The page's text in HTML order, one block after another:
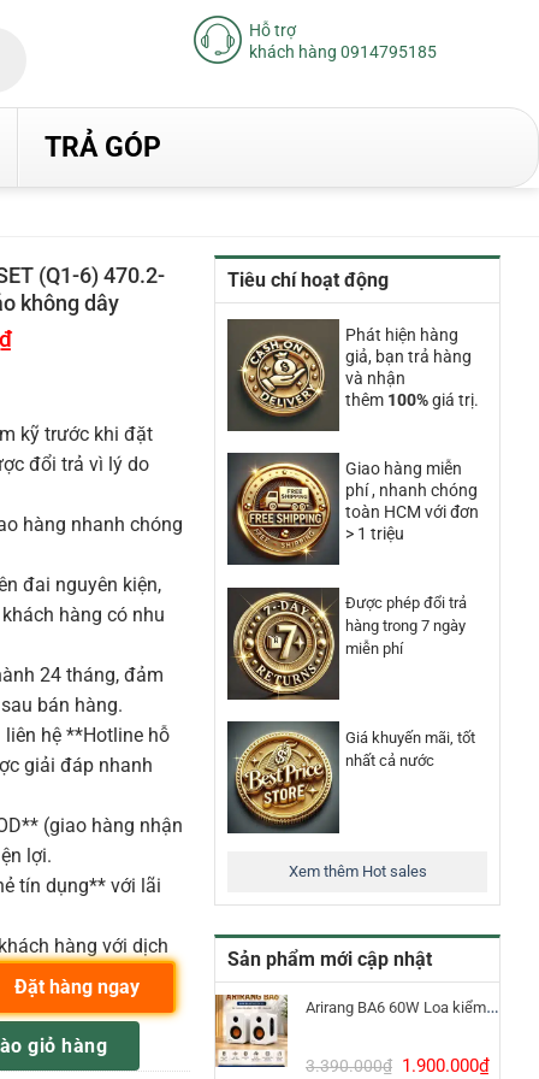
Hỗ trợ
khách hàng 0914795185
TRẢ GÓP
Tiêu chí hoạt động
Phát hiện hàng
giả, bạn trả hàng
và nhận
thêm 100%giá trị.
Giao hàng miễn
phí , nhanh chóng
toàn HCM với đơn
> 1 triệu
Được phép đổi trả
hàng trong 7 ngày
miễn phí
Giá khuyến mãi, tốt
nhất cả nước
Xem thêm Hot sales
Sản phẩm mới cập nhật
Arirang BA6 60W Loa kiểm âm Bluetooth 5.3
3.390.000₫ Giá
1.900.000₫Giá
(Q1-6) 470.2-
không dây
₫Giá
kỹ trước khi đặt
đổi trả vì lý do
hàng nhanh chóng
đai nguyên kiện,
hàng có nhu
24 tháng, đảm
bán hàng.
hệ **Hotline hỗ
giải đáp nhanh
(giao hàng nhận
lợi.
tín dụng** với lãi
hàng với dịch
6) 470.2-526 MHz Bộ micro cài áo không dây số lượng
giỏ hàng
Đặt hàng ngay